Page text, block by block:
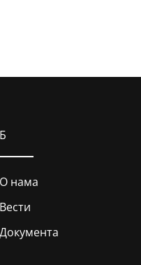
О нама
Вести
Документа